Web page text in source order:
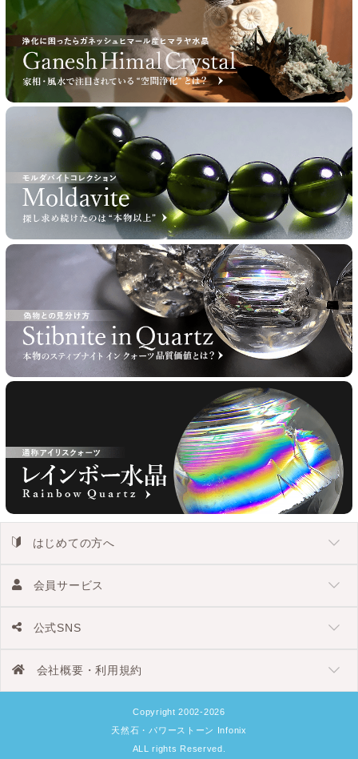
はじめての方へ
会員サービス
公式SNS
会社概要・利用規約
Copyright 2002-2026
天然石・パワーストーン Infonix
ALL rights Reserved.